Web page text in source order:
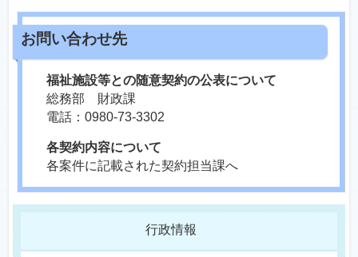
福祉施設等との随意契約の公表について
総務部 財政課
電話：0980-73-3302
各契約内容について
各案件に記載された契約担当課へ
行政情報